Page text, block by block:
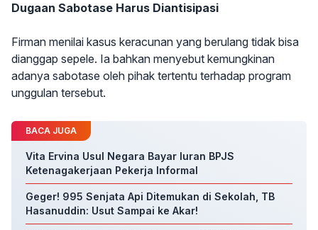
Dugaan Sabotase Harus Diantisipasi
Firman menilai kasus keracunan yang berulang tidak bisa
dianggap sepele. Ia bahkan menyebut kemungkinan
adanya sabotase oleh pihak tertentu terhadap program
unggulan tersebut.
BACA JUGA
Vita Ervina Usul Negara Bayar Iuran BPJS
Ketenagakerjaan Pekerja Informal
Geger! 995 Senjata Api Ditemukan di Sekolah, TB
Hasanuddin: Usut Sampai ke Akar!